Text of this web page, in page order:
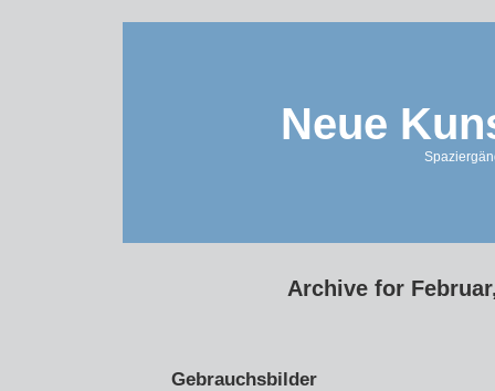
Neue
Archive for
Gebrauchsbilder